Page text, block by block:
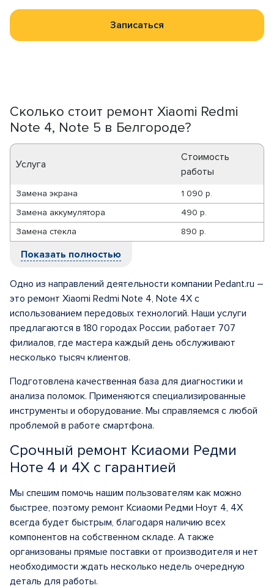
Записаться
Сколько стоит ремонт Xiaomi Redmi
Note 4, Note 5 в Белгороде?
Услуга
Стоимость
работы
Замена экрана
1 090 р.
Замена аккумулятора
490 р.
Замена стекла
890 р.
Показать полностью
Одно из направлений деятельности компании Pedant.ru –
это ремонт Xiaomi Redmi Note 4, Note 4X с
использованием передовых технологий. Наши услуги
предлагаются в 180 городах России, работает 707
филиалов, где мастера каждый день обслуживают
несколько тысяч клиентов.
Подготовлена качественная база для диагностики и
анализа поломок. Применяются специализированные
инструменты и оборудование. Мы справляемся с любой
проблемой в работе смартфона.
Срочный ремонт Ксиаоми Редми
Ноте 4 и 4Х с гарантией
Мы спешим помочь нашим пользователям как можно
быстрее, поэтому ремонт Ксиаоми Редми Ноут 4, 4Х
всегда будет быстрым, благодаря наличию всех
компонентов на собственном складе. А также
организованы прямые поставки от производителя и нет
необходимости ждать несколько недель очередную
деталь для работы.